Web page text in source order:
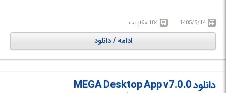
1405/5/14 184 مگابایت
ادامه / دانلود
دانلود MEGA Desktop App v7.0.0